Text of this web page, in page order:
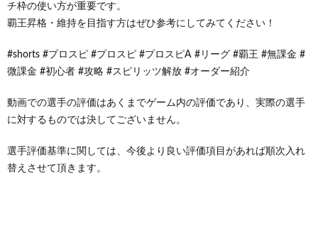
チ枠の使い方が重要です。
覇王昇格・維持を目指す方はぜひ参考にしてみてください！
#shorts #プロスピ #プロスピ #プロスピA #リーグ #覇王 #無課金 #
微課金 #初心者 #攻略 #スピリッツ解放 #オーダー紹介
動画での選手の評価はあくまでゲーム内の評価であり、実際の選手
に対するものでは決してございません。
選手評価基準に関しては、今後より良い評価項目があれば順次入れ
替えさせて頂きます。